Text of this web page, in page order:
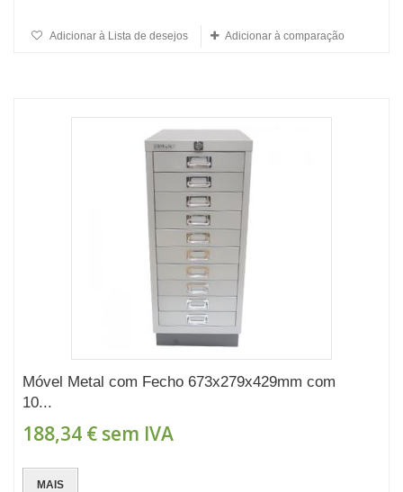
Adicionar à Lista de desejos Adicionar à comparação
Móvel Metal com Fecho 673x279x429mm com
10...
188,34 € sem IVA
MAIS